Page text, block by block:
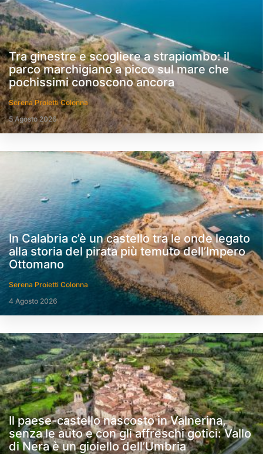
Tra ginestre e scogliere a strapiombo: il
parco marchigiano a picco sul mare che
pochissimi conoscono ancora
Serena Proietti Colonna
5 Agosto 2026
In Calabria c’è un castello tra le onde legato
alla storia del pirata più temuto dell’Impero
Ottomano
Serena Proietti Colonna
4 Agosto 2026
Il paese-castello nascosto in Valnerina,
senza le auto e con gli affreschi gotici: Vallo
di Nera è un gioiello dell’Umbria